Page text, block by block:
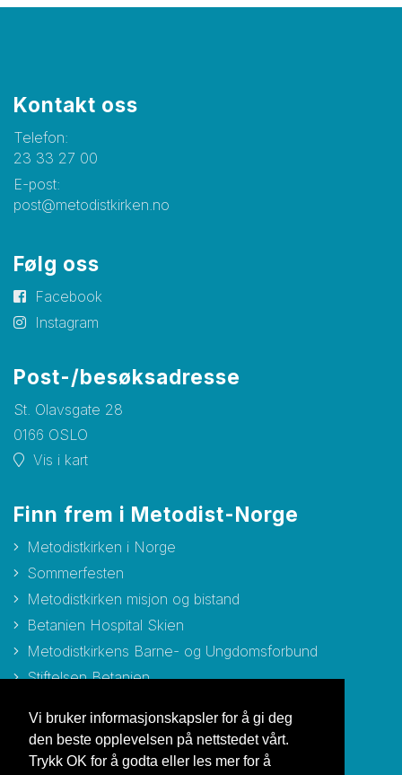
Vi bruker informasjonskapsler for å gi deg
den beste opplevelsen på nettstedet vårt.
Trykk OK for å godta eller les mer for å
Kontakt oss
Telefon:
23 33 27 00
E-post:
post@metodistkirken.no
Følg oss
Facebook
Instagram
Post-/besøksadresse
St. Olavsgate 28
0166 OSLO
Vis i kart
Finn frem i Metodist-Norge
Metodistkirken i Norge
Sommerfesten
Metodistkirken misjon og bistand
Betanien Hospital Skien
Metodistkirkens Barne- og Ungdomsforbund
Stiftelsen Betanien